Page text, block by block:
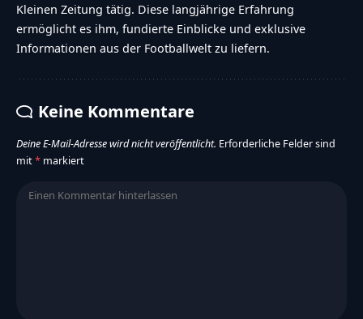
Kleinen Zeitung tätig. Diese langjährige Erfahrung
ermöglicht es ihm, fundierte Einblicke und exklusive
Informationen aus der Footballwelt zu liefern.
Keine Kommentare
Deine E-Mail-Adresse wird nicht veröffentlicht. Erforderliche Felder sind
mit* markiert